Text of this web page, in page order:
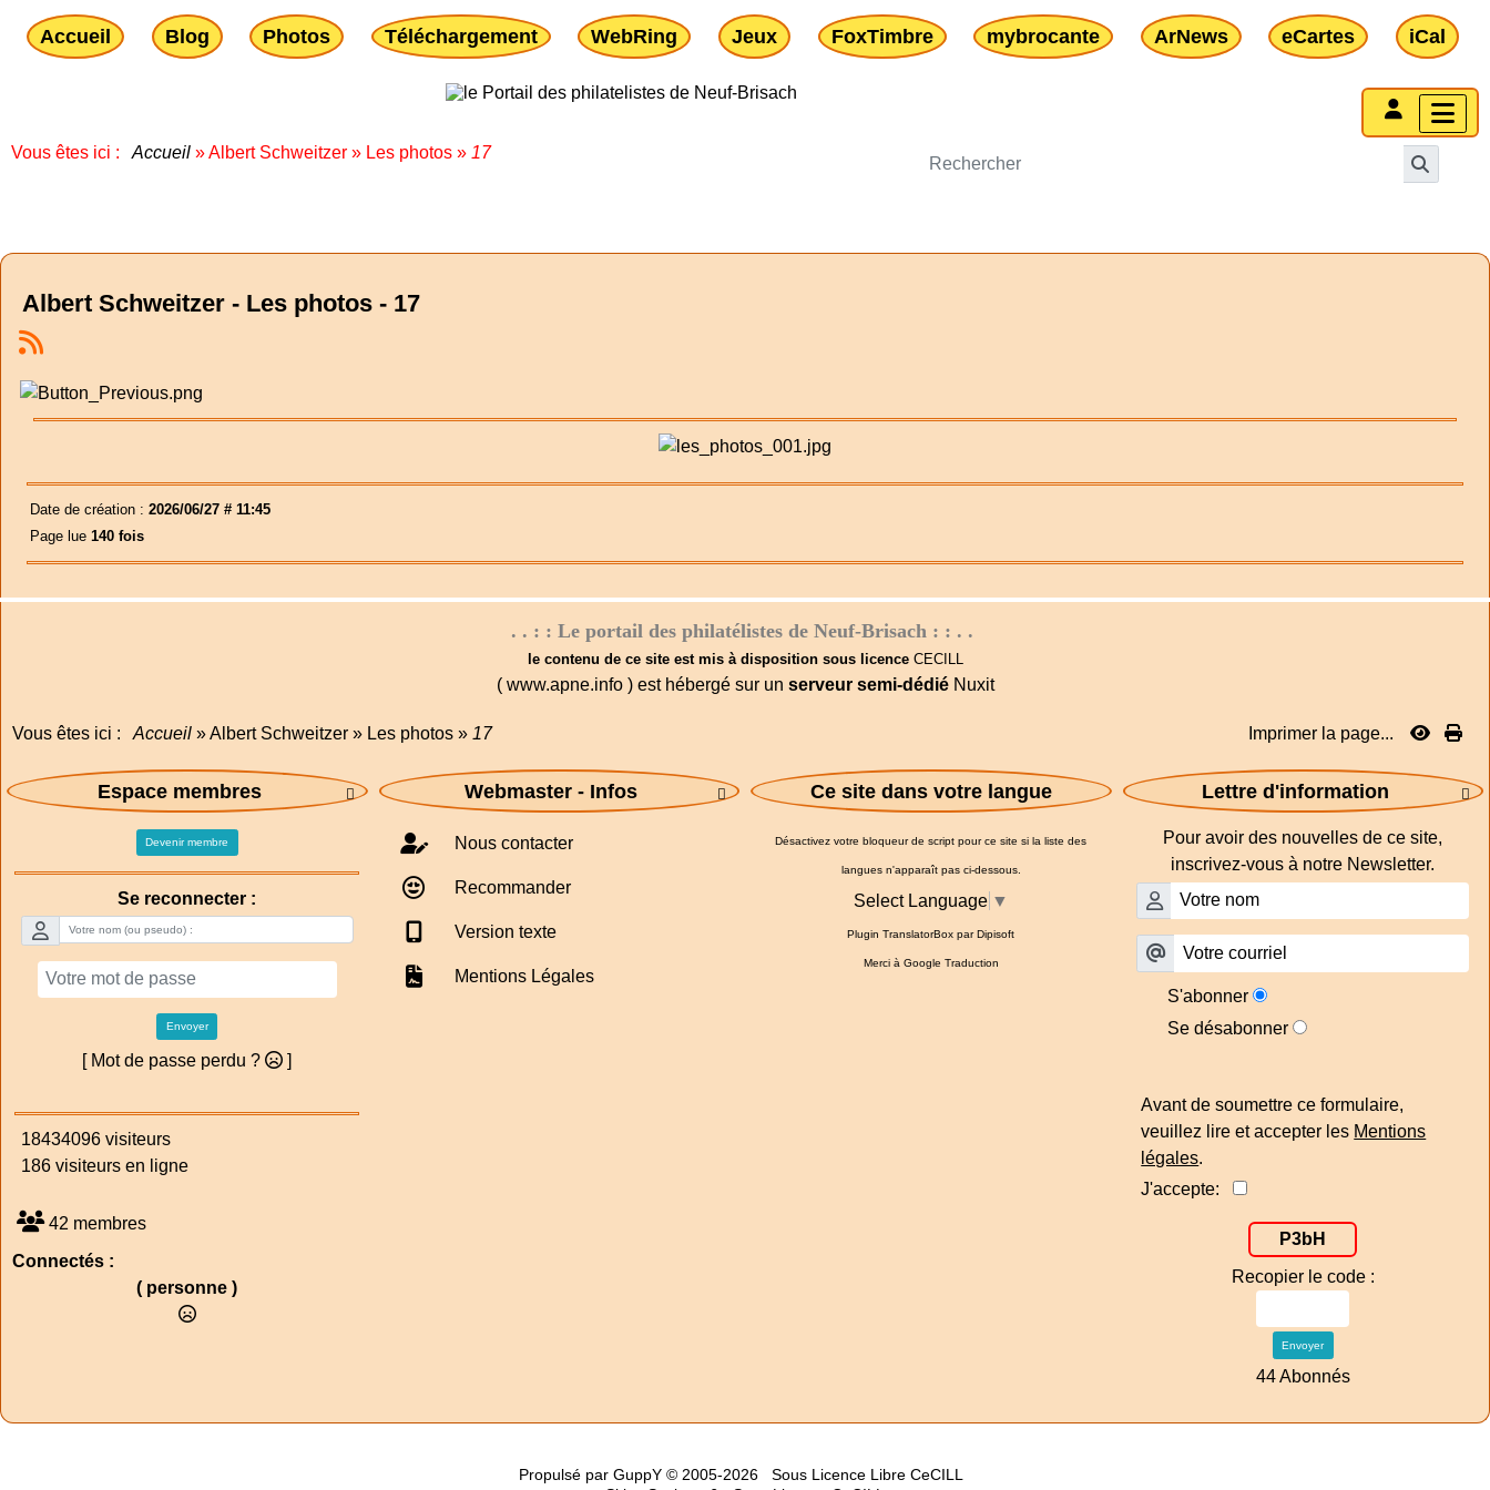
Accueil Blog Photos Téléchargement WebRing Jeux FoxTimbre mybrocante ArNews eCartes iCal
Vous êtes ici : Accueil »Albert Schweitzer » Les photos » 17
Albert Schweitzer - Les photos - 17
Date de création : 2026/06/27 # 11:45
Page lue 140 fois
. . : : Le portail des philatélistes de Neuf-Brisach : : . .
le contenu de ce site est mis à disposition sous licenceCECILL
( www.apne.info ) est hébergé sur un serveur semi-dédiéNuxit
Vous êtes ici : Accueil »Albert Schweitzer » Les photos » 17 Imprimer la page...

Espace membres
Devenir membre
Se reconnecter :
Envoyer
[ Mot de passe perdu ? ]
18434096 visiteurs
186 visiteurs en ligne
42 membres
Connectés :
( personne )

Webmaster - Infos
Nous contacter
Recommander
Version texte
Mentions Légales
Ce site dans votre langue
Désactivez votre bloqueur de script pour ce site si la liste des
langues n'apparaît pas ci-dessous.
Select Language ▼
Plugin TranslatorBox parDipisoft
Merci à Google Traduction

Lettre d'information
Pour avoir des nouvelles de ce site,
inscrivez-vous à notre Newsletter.
S'abonner
Se désabonner
Avant de soumettre ce formulaire,
veuillez lire et accepter les Mentions
légales.
J'accepte:
P3bH
Recopier le code :
Envoyer
44 Abonnés
Propulsé par GuppY © 2005-2026
Sous Licence Libre CeCILL